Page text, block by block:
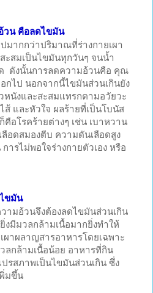
วน คือลดไขมัน
มากกว่าปริมาณที่ร่างกายเผา
ะสมเป็นไขมันทุกวันๆ จนน้ำ
ดังนั้นการลดความอ้วนคือ คุณ
กไป นอกจากนี้ไขมันส่วนเกินยัง
หนังและสะสมแทรกตามอวัยวะ
ส้ และหัวใจ ผลร้ายที่เป็นโบนัส
อโรคร้ายต่างๆ เช่น เบาหวาน
อดสมองตีบ ความดันเลือดสูง
รไม่พอใจร่างกายตัวเอง หรือ
ขมัน
มอ้วนจึงต้องลดไขมันส่วนเกิน
มีมวลกล้ามเนื้อมากยิ่งทำให้
ผาผลาญสารอาหารโดยเฉพาะ
กล้ามเนื้อน้อย อาหารที่กิน
รสภาพเป็นไขมันส่วนเกิน ซึ่ง
มขึ้น